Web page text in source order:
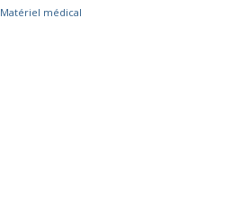
Matériel médical